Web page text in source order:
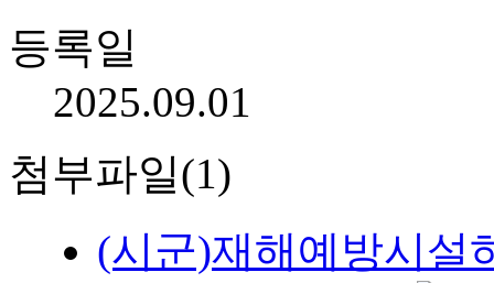
등록일
2025.09.01
첨부파일(1)
(시군)재해예방시설